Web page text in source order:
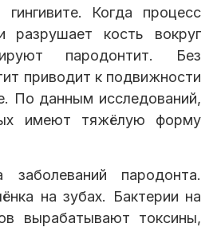
Когда процесс
разрушает кость вокруг
пародонтит. Без
приводит к подвижности
По данным исследований,
имеют тяжёлую форму
заболеваний пародонта.
на зубах. Бактерии на
вырабатывают токсины,